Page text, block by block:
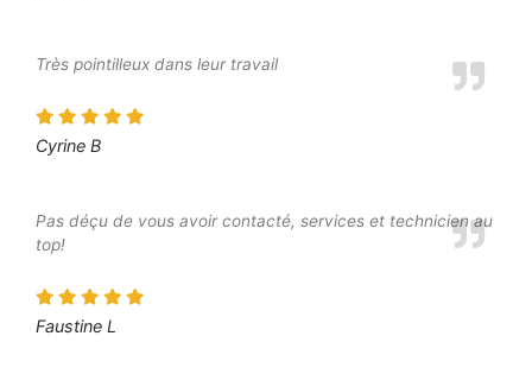
Très pointilleux dans leur travail
Cyrine B
Pas déçu de vous avoir contacté, services et technicien au
top!
Faustine L